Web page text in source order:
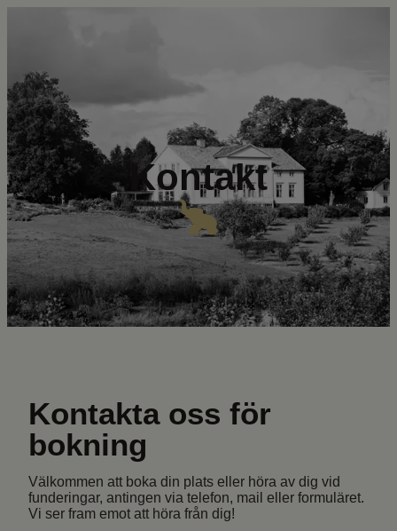
Kontakt
Kontakta oss för
bokning
Välkommen att boka din plats eller höra av dig vid
funderingar, antingen via telefon, mail eller formuläret.
Vi ser fram emot att höra från dig!